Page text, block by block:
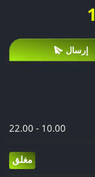
1
إرسال
10.00 - 22.00
مغلق